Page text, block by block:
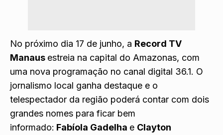
No próximo dia 17 de junho, a Record TV
Manaus estreia na capital do Amazonas, com
uma nova programação no canal digital 36.1. O
jornalismo local ganha destaque e o
telespectador da região poderá contar com dois
grandes nomes para ficar bem
informado: Fabíola Gadelha e Clayton